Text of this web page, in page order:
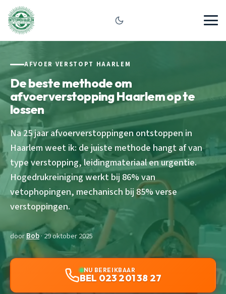
AFVOER VERSTOPT HAARLEM
De beste methode om
afvoerverstopping Haarlem op te
lossen
Na 25 jaar afvoerverstoppingen ontstoppen in
Haarlem weet ik: de juiste methode hangt af van
type verstopping, leidingmateriaal en urgentie.
Hogedrukreiniging werkt bij 86% van
vetophopingen, mechanisch bij 85% verse
verstoppingen.
doorBob· 29 oktober 2025
NU BEREIKBAAR
BEL 023 201 38 27